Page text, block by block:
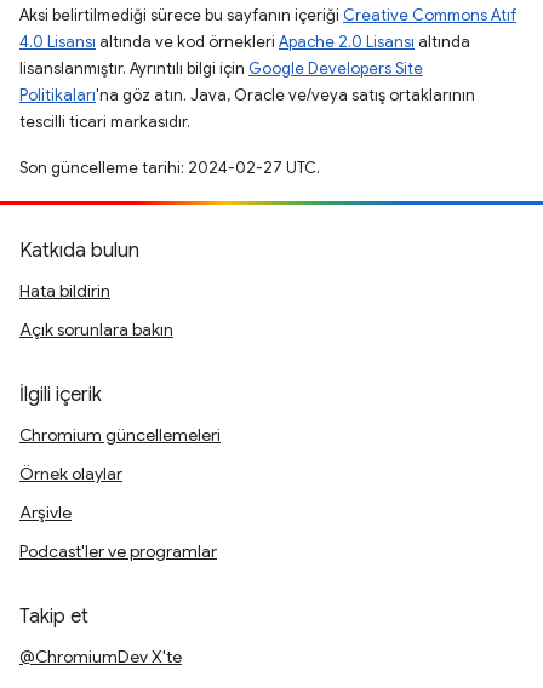
Aksi belirtilmediği sürece bu sayfanın içeriği Creative Commons Atıf
4.0 Lisansı altında ve kod örnekleri Apache 2.0 Lisansı altında
lisanslanmıştır. Ayrıntılı bilgi için Google Developers Site
Politikaları'na göz atın. Java, Oracle ve/veya satış ortaklarının
tescilli ticari markasıdır.
Son güncelleme tarihi: 2024-02-27 UTC.
Katkıda bulun
Hata bildirin
Açık sorunlara bakın
İlgili içerik
Chromium güncellemeleri
Örnek olaylar
Arşivle
Podcast'ler ve programlar
Takip et
@ChromiumDev X'te